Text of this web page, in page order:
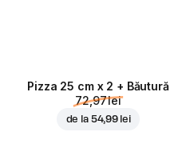
Pizza 25 cm x 2 + Băutură
72,97 lei
de la 54,99 lei